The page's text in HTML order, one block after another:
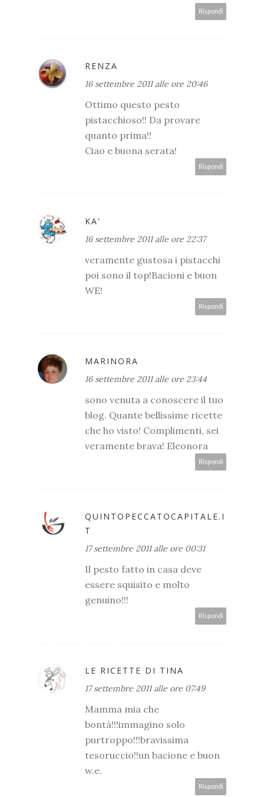
Rispondi
RENZA
16 settembre 2011 alle ore 20:46
Ottimo questo pesto
pistacchioso!! Da provare
quanto prima!!
Ciao e buona serata!
Rispondi
KA'
16 settembre 2011 alle ore 22:37
veramente gustosa i pistacchi
poi sono il top!Bacioni e buon
WE!
Rispondi
MARINORA
16 settembre 2011 alle ore 23:44
sono venuta a conoscere il tuo
blog. Quante bellissime ricette
che ho visto! Complimenti, sei
veramente brava! Eleonora
Rispondi
QUINTOPECCATOCAPITALE.I
T
17 settembre 2011 alle ore 00:31
Il pesto fatto in casa deve
essere squisito e molto
genuino!!!
Rispondi
LE RICETTE DI TINA
17 settembre 2011 alle ore 07:49
Mamma mia che
bontà!!!immagino solo
purtroppo!!!bravissima
tesoruccio!!un bacione e buon
w.e.
Rispondi